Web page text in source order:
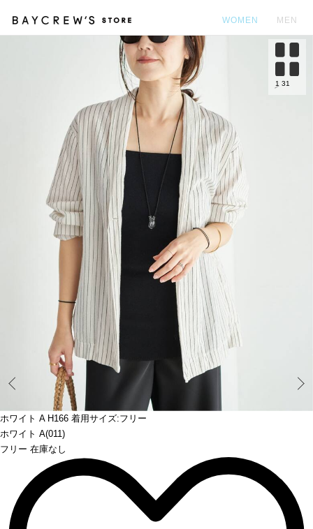
WOMEN MEN
ホワイト A H166 着用サイズ:フリー
ホワイト A(011)
フリー 在庫なし
1 31